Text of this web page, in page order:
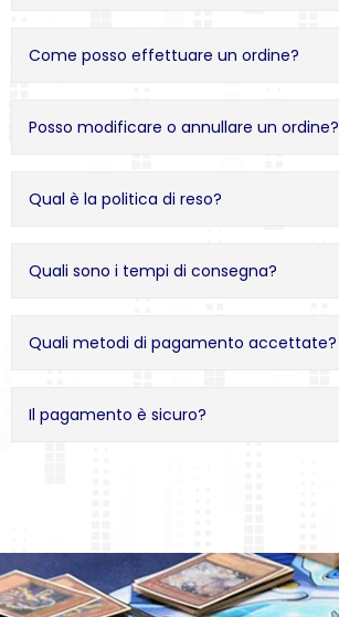
Come posso effettuare un ordine?
Posso modificare o annullare un ordine?
Qual è la politica di reso?
Quali sono i tempi di consegna?
Quali metodi di pagamento accettate?
Il pagamento è sicuro?